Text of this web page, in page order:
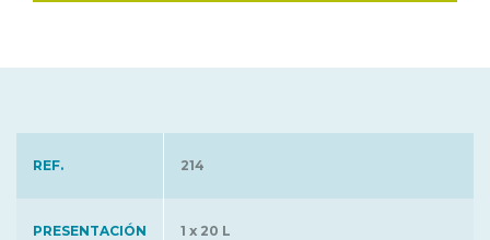
REF. 214
PRESENTACIÓN 1 x 20 L